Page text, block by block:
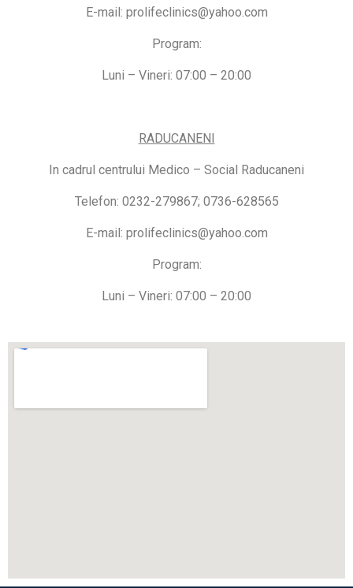
E-mail: prolifeclinics@yahoo.com
Program:
Luni – Vineri: 07:00 – 20:00
RADUCANENI
In cadrul centrului Medico – Social Raducaneni
Telefon: 0232-279867; 0736-628565
E-mail: prolifeclinics@yahoo.com
Program:
Luni – Vineri: 07:00 – 20:00